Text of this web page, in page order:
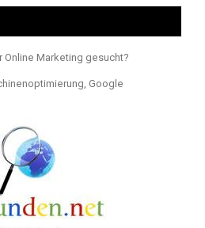
Marketing gesucht?
Google